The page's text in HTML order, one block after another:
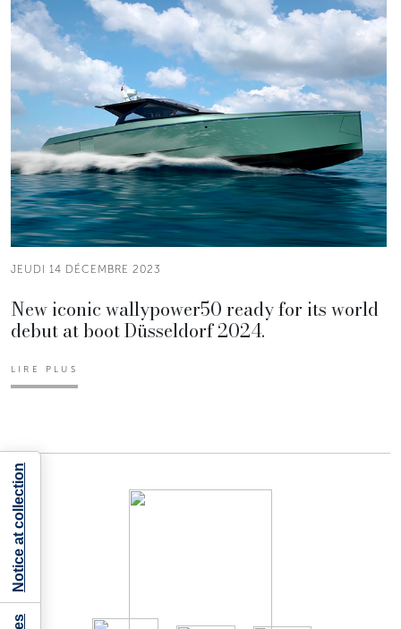
JEUDI 14 DÉCEMBRE 2023
New iconic wallypower50 ready for its world
debut at boot Düsseldorf 2024.
LIRE PLUS
Notice at collection